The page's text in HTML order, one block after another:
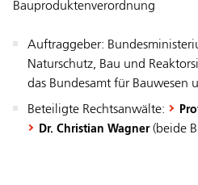
Bauproduktenverordnung
­Auftraggeber:
Naturschutz, Bau und
das Bundesamt für Bauwesen
Beteiligte Rechtsanwälte:
Dr. Christian Wagner(beide